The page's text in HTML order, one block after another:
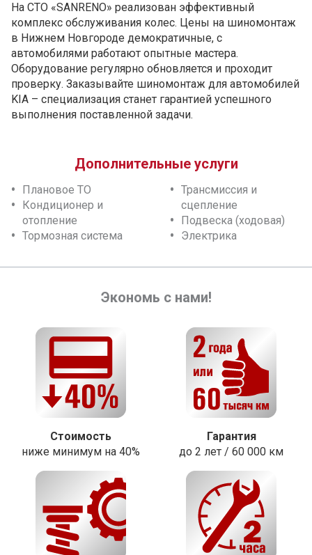
На СТО «SANRENO» реализован эффективный
комплекс обслуживания колес. Цены на шиномонтаж
в Нижнем Новгороде демократичные, с
автомобилями работают опытные мастера.
Оборудование регулярно обновляется и проходит
проверку. Заказывайте шиномонтаж для автомобилей
KIA – специализация станет гарантией успешного
выполнения поставленной задачи.
Дополнительные услуги
Плановое ТО
Кондиционер и
отопление
Тормозная система
Трансмиссия и
сцепление
Подвеска (ходовая)
Электрика
Экономь с нами!
Стоимость
ниже минимум на 40%
Гарантия
до 2 лет / 60 000 км